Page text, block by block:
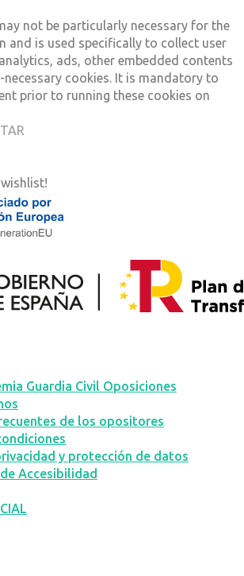
not be particularly necessary for the
and is used specifically to collect user
ads, other embedded contents
necessary cookies. It is mandatory to
prior to running these cookies on
Guardia Civil Oposiciones
de los opositores
y protección de datos
Accesibilidad